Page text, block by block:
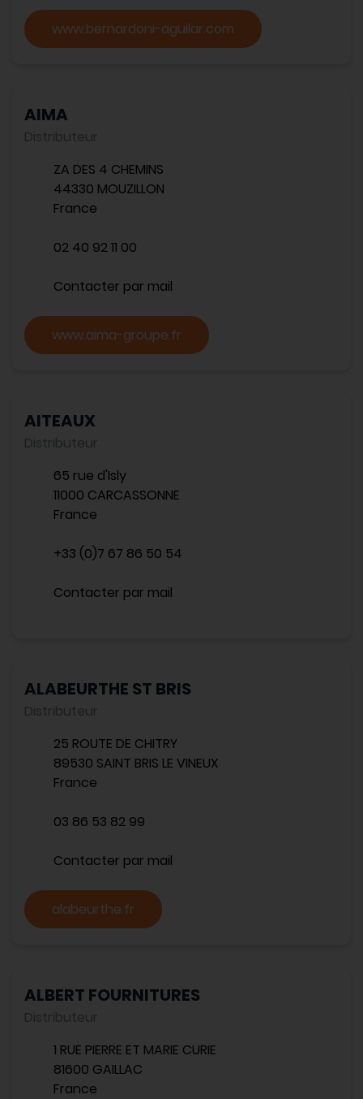
www.bernardoni-aguilar.com
AIMA
Distributeur
ZA DES 4 CHEMINS
44330 MOUZILLON
France
02 40 92 11 00
Contacter par mail
www.aima-groupe.fr
AITEAUX
Distributeur
65 rue d'Isly
11000 CARCASSONNE
France
+33 (0)7 67 86 50 54
Contacter par mail
ALABEURTHE ST BRIS
Distributeur
25 ROUTE DE CHITRY
89530 SAINT BRIS LE VINEUX
France
03 86 53 82 99
Contacter par mail
alabeurthe.fr
ALBERT FOURNITURES
Distributeur
1 RUE PIERRE ET MARIE CURIE
81600 GAILLAC
France